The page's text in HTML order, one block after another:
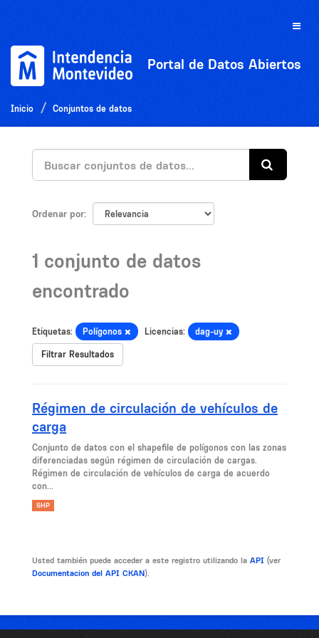
Toggle
Portal de Datos Abiertos
Inicio Conjuntos de datos
Ordenar por
1 conjunto de datos
encontrado
Etiquetas: Polígonos Licencias: dag-uy
Filtrar Resultados
Régimen de circulación de vehículos de
carga
Conjunto de datos con el shapefile de polígonos con las zonas
diferenciadas según régimen de circulación de cargas.
Régimen de circulación de vehículos de carga de acuerdo
con...
SHP
Usted también puede acceder a este registro utilizando la API (ver
Documentacion del API CKAN).